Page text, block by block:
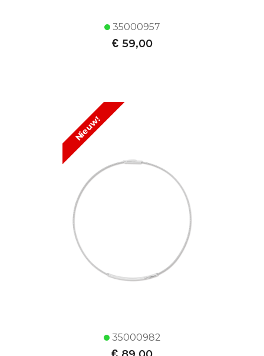
35000957
€ 59,00
Nieuw!
35000982